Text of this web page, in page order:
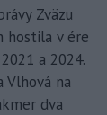
Zväzu
hostila v ére
a 2024.
Vlhová na
dva